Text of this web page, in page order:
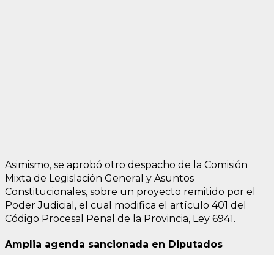
Asimismo, se aprobó otro despacho de la Comisión
Mixta de Legislación General y Asuntos
Constitucionales, sobre un proyecto remitido por el
Poder Judicial, el cual modifica el artículo 401 del
Código Procesal Penal de la Provincia, Ley 6941.
Amplia agenda sancionada en Diputados